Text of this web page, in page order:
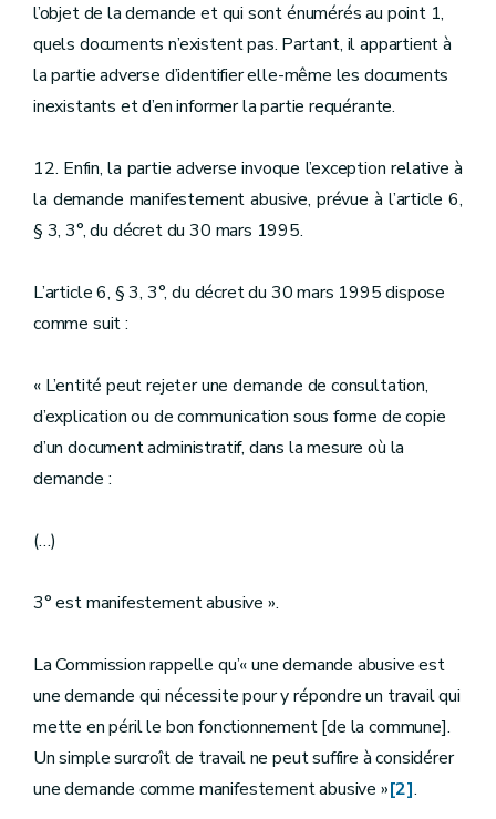
l’objet de la demande et qui sont énumérés au point 1,
quels documents n’existent pas. Partant, il appartient à
la partie adverse d’identifier elle-même les documents
inexistants et d’en informer la partie requérante.
12. Enfin, la partie adverse invoque l’exception relative à
la demande manifestement abusive, prévue à l’article 6,
§ 3, 3°, du décret du 30 mars 1995.
L’article 6, § 3, 3°, du décret du 30 mars 1995 dispose
comme suit :
« L’entité peut rejeter une demande de consultation,
d’explication ou de communication sous forme de copie
d’un document administratif, dans la mesure où la
demande :
(…)
3° est manifestement abusive ».
La Commission rappelle qu’« une demande abusive est
une demande qui nécessite pour y répondre un travail qui
mette en péril le bon fonctionnement [de la commune].
Un simple surcroît de travail ne peut suffire à considérer
une demande comme manifestement abusive »[2].